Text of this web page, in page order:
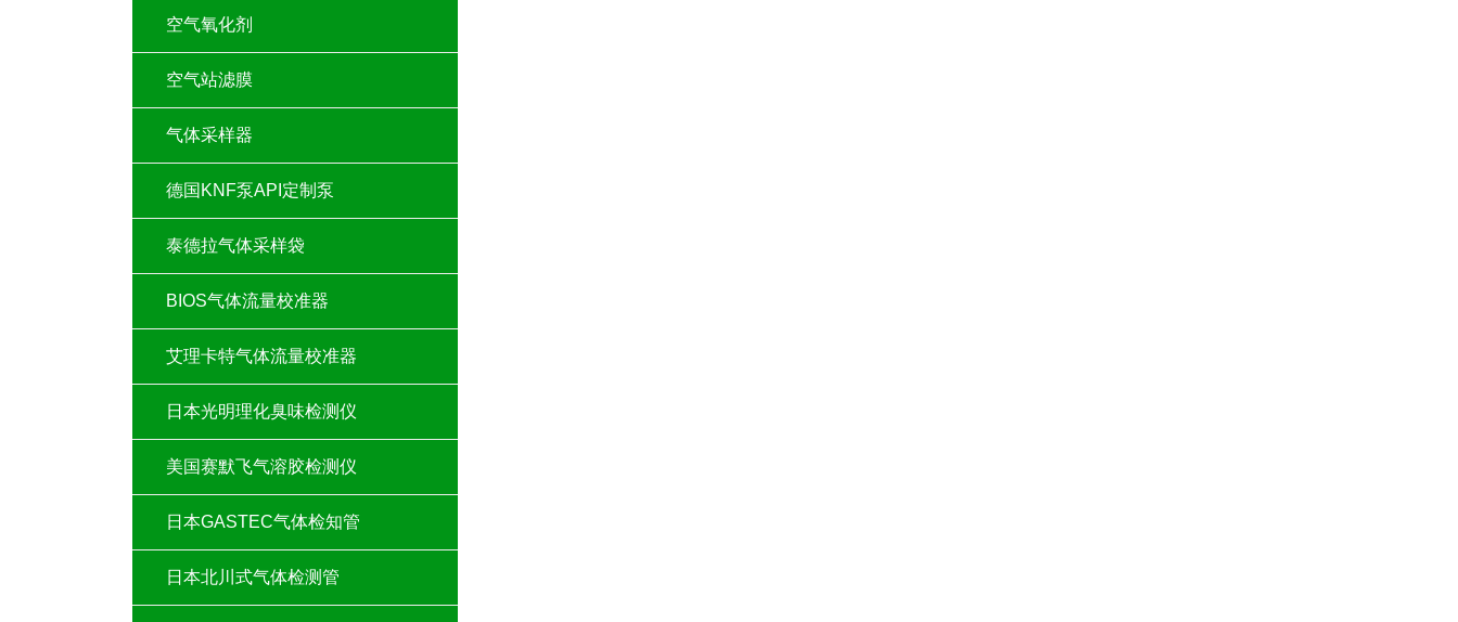
空气氧化剂
空气站滤膜
气体采样器
德国KNF泵API定制泵
泰德拉气体采样袋
BIOS气体流量校准器
艾理卡特气体流量校准器
日本光明理化臭味检测仪
美国赛默飞气溶胶检测仪
日本GASTEC气体检知管
日本北川式气体检测管